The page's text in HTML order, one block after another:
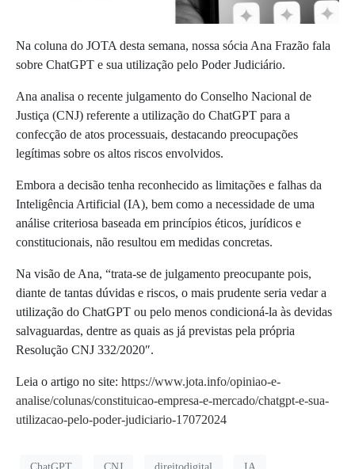
Na coluna do JOTA desta semana, nossa sócia Ana Frazão fala
sobre ChatGPT e sua utilização pelo Poder Judiciário.
Ana analisa o recente julgamento do Conselho Nacional de
Justiça (CNJ) referente a utilização do ChatGPT para a
confecção de atos processuais, destacando preocupações
legítimas sobre os altos riscos envolvidos.
Embora a decisão tenha reconhecido as limitações e falhas da
Inteligência Artificial (IA), bem como a necessidade de uma
análise criteriosa baseada em princípios éticos, jurídicos e
constitucionais, não resultou em medidas concretas.
Na visão de Ana, “trata-se de julgamento preocupante pois,
diante de tantas dúvidas e riscos, o mais prudente seria vedar a
utilização do ChatGPT ou pelo menos condicioná-la às devidas
salvaguardas, dentre as quais as já previstas pela própria
Resolução CNJ 332/2020″.
Leia o artigo no site: https://www.jota.info/opiniao-e-
analise/colunas/constituicao-empresa-e-mercado/chatgpt-e-sua-
utilizacao-pelo-poder-judiciario-17072024